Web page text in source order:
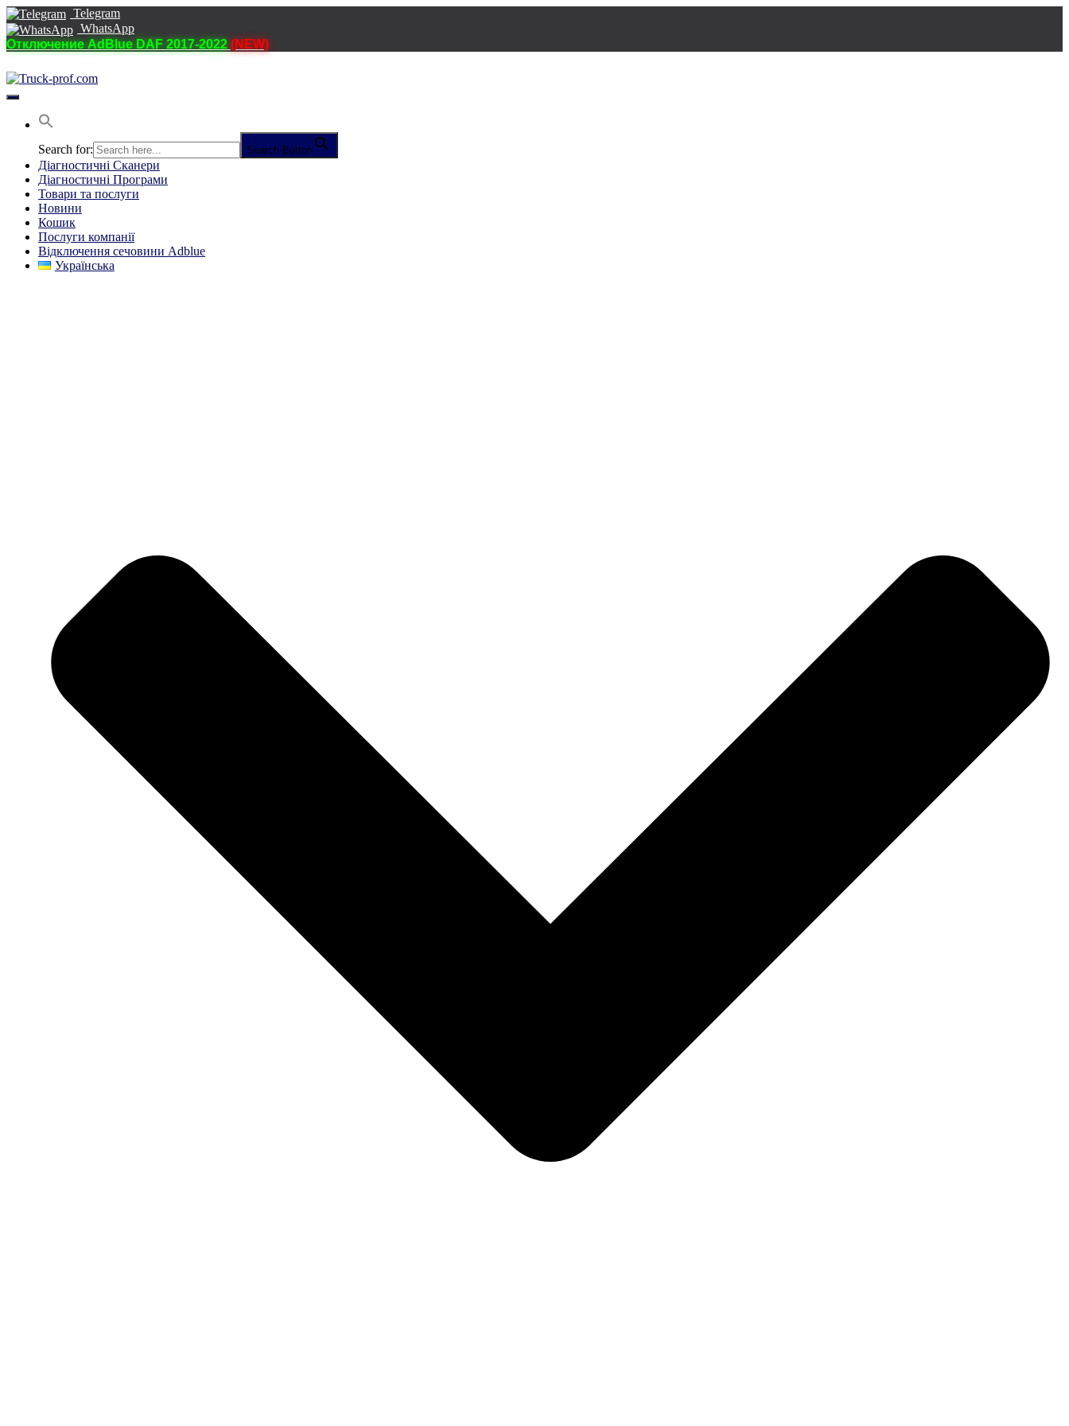
Telegram
WhatsApp
Отключение AdBlue DAF 2017-2022 (NEW)
Перемкнути
навігацію
Search for: Search Button
Діагностичні Cканери
Діагностичні Програми
Товари та послуги
Новини
Кошик
Послуги компанії
Відключення сечовини Adblue
Українська